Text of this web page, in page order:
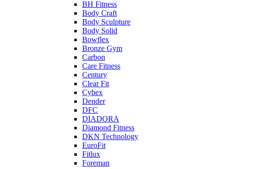
BH Fitness
Body Craft
Body Sculpture
Body Solid
Bowflex
Bronze Gym
Carbon
Care Fitness
Century
Clear Fit
Cybex
Dender
DFC
DIADORA
Diamond Fitness
DKN Technology
EuroFit
Fitlux
Foreman